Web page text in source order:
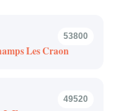
53800
Les Craon
49520